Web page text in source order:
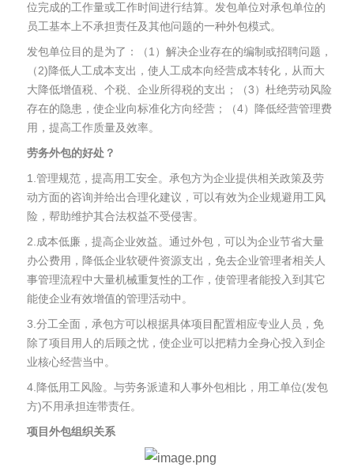
位完成的工作量或工作时间进行结算。发包单位对承包单位的
员工基本上不承担责任及其他问题的一种外包模式。
发包单位目的是为了：（1）解决企业存在的编制或招聘问题，
（2)降低人工成本支出，使人工成本向经营成本转化，从而大
大降低增值税、个税、企业所得税的支出；（3）杜绝劳动风险
存在的隐患，使企业向标准化方向经营；（4）降低经营管理费
用，提高工作质量及效率。
劳务外包的好处？
1.管理规范，提高用工安全。承包方为企业提供相关政策及劳
动方面的咨询并给出合理化建议，可以有效为企业规避用工风
险，帮助维护其合法权益不受侵害。
2.成本低廉，提高企业效益。通过外包，可以为企业节省大量
办公费用，降低企业软硬件资源支出，免去企业管理者相关人
事管理流程中大量机械重复性的工作，使管理者能投入到其它
能使企业有效增值的管理活动中。
3.分工全面，承包方可以根据具体项目配置相应专业人员，免
除了项目用人的后顾之忧，使企业可以把精力全身心投入到企
业核心经营当中。
4.降低用工风险。与劳务派遣和人事外包相比，用工单位(发包
方)不用承担连带责任。
项目外包组织关系